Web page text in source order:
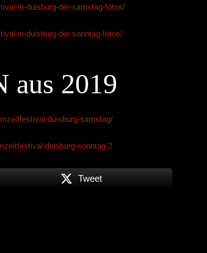
in-duisburg-der-samstag-fotos/
in-duisburg-der-sonntag-fotos/
aus 2019
duisburg-samstag/
duisburg-sonntag-2
Tweet